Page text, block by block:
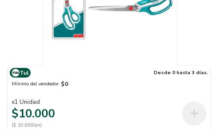
Tul
Desde 0 hasta 3 días.
Mínimo del vendedor $0
x1 Unidad
$10.000
($ 10.000/un)